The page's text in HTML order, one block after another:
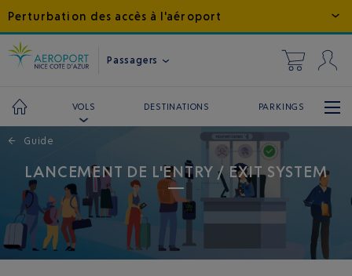
Perturbation des accès à l'aéroport
Passagers
VOLS DESTINATIONS PARKINGS
← Guide
LANCEMENT DE L'ENTRY / EXIT SYSTEM